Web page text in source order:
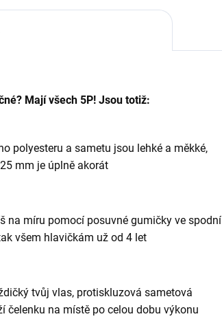
Mají všech 5P! Jsou totiž:
polyesteru a sametu jsou lehké a měkké,
mm je úplně akorát
na míru pomocí posuvné gumičky ve spodní
všem hlavičkám už od 4 let
tvůj vlas, protiskluzová sametová
čelenku na místě po celou dobu výkonu